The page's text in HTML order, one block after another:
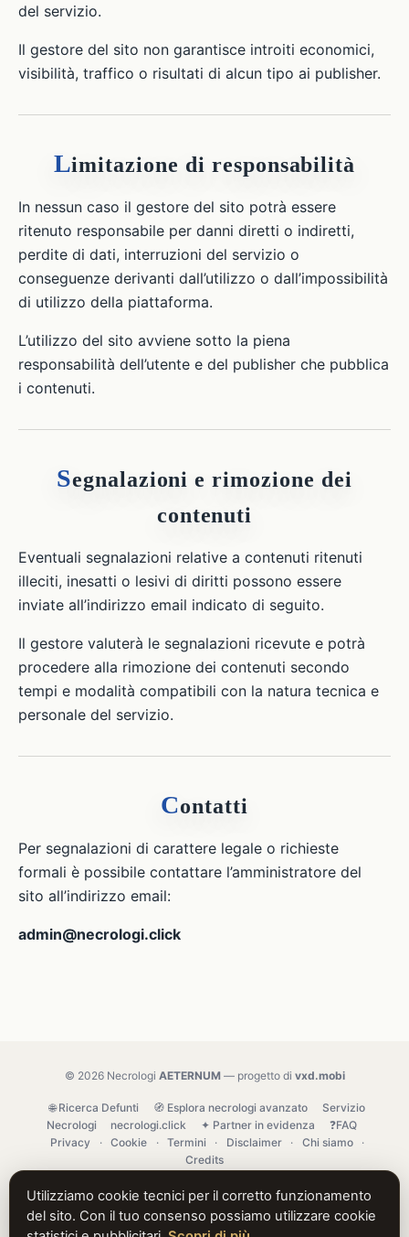
del servizio.
Il gestore del sito non garantisce introiti economici,
visibilità, traffico o risultati di alcun tipo ai publisher.
Limitazione di responsabilità
In nessun caso il gestore del sito potrà essere
ritenuto responsabile per danni diretti o indiretti,
perdite di dati, interruzioni del servizio o
conseguenze derivanti dall’utilizzo o dall’impossibilità
di utilizzo della piattaforma.
L’utilizzo del sito avviene sotto la piena
responsabilità dell’utente e del publisher che pubblica
i contenuti.
Segnalazioni e rimozione dei
contenuti
Eventuali segnalazioni relative a contenuti ritenuti
illeciti, inesatti o lesivi di diritti possono essere
inviate all’indirizzo email indicato di seguito.
Il gestore valuterà le segnalazioni ricevute e potrà
procedere alla rimozione dei contenuti secondo
tempi e modalità compatibili con la natura tecnica e
personale del servizio.
Contatti
Per segnalazioni di carattere legale o richieste
formali è possibile contattare l’amministratore del
sito all’indirizzo email:
admin@necrologi.click
© 2026 Necrologi AETERNUM— progetto di vxd.mobi
🌐 Ricerca Defunti 🧭 Esplora necrologi avanzato
Servizio
Necrologi
necrologi.click ✦ Partner in evidenza
❓FAQ
Privacy
· Cookie · Termini · Disclaimer · Chi siamo
·
Credits
Utilizziamo cookie tecnici per il corretto funzionamento
del sito. Con il tuo consenso possiamo utilizzare cookie